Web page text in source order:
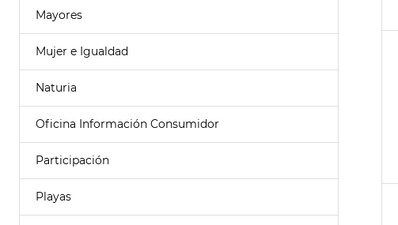
Mayores
Mujer e Igualdad
Naturia
Oficina Información Consumidor
Participación
Playas